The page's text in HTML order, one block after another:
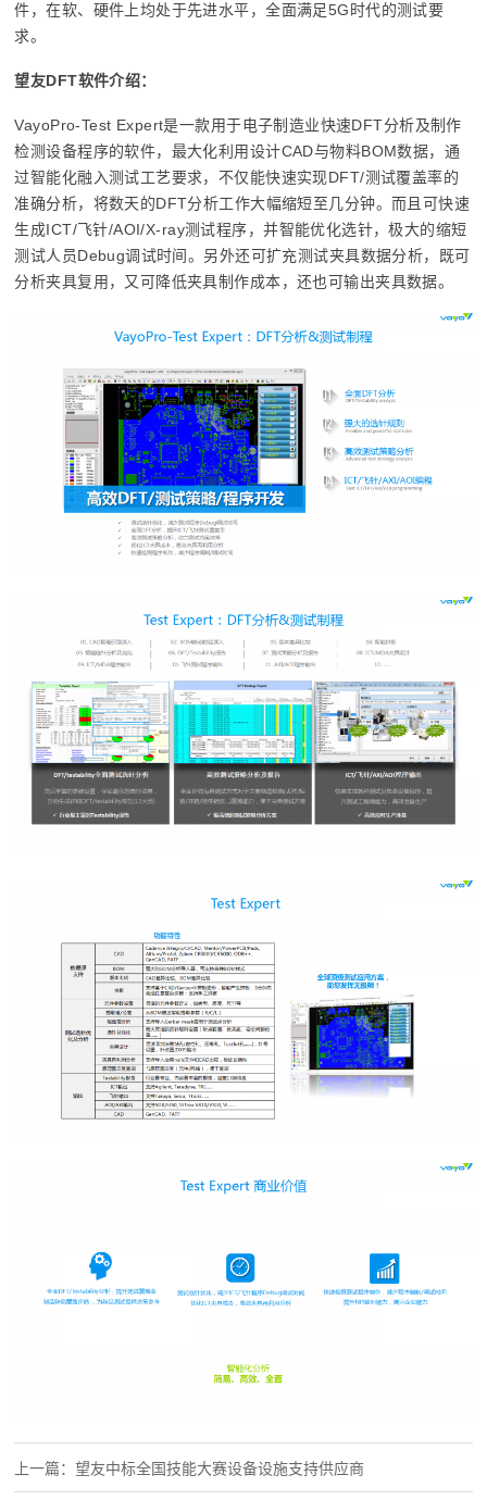
件，在软、硬件上均处于先进水平，全面满足5G时代的测试要
求。
望友DFT软件介绍：
VayoPro-Test Expert是一款用于电子制造业快速DFT分析及制作
检测设备程序的软件，最大化利用设计CAD与物料BOM数据，通
过智能化融入测试工艺要求，不仅能快速实现DFT/测试覆盖率的
准确分析，将数天的DFT分析工作大幅缩短至几分钟。而且可快速
生成ICT/飞针/AOI/X-ray测试程序，并智能优化选针，极大的缩短
测试人员Debug调试时间。另外还可扩充测试夹具数据分析，既可
分析夹具复用，又可降低夹具制作成本，还也可输出夹具数据。
上一篇：望友中标全国技能大赛设备设施支持供应商